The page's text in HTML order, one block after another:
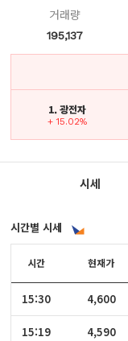
거래량
195,137
1. 광전자
+ 15.02%
시세
시간별 시세
시간
15:30
15:19
시간 현재가
15:30 4,600
15:19 4,590